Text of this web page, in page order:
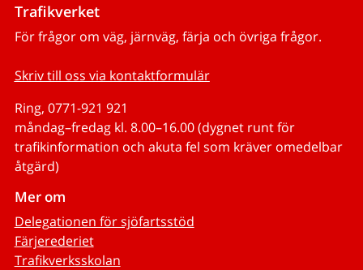
Trafikverket
För frågor om väg, järnväg, färja och övriga frågor.
Skriv till oss via kontaktformulär
Ring, 0771-921 921
måndag–fredag kl. 8.00–16.00 (dygnet runt för
trafikinformation och akuta fel som kräver omedelbar
åtgärd)
Mer om
Delegationen för sjöfartsstöd
Färjerederiet
Trafikverksskolan